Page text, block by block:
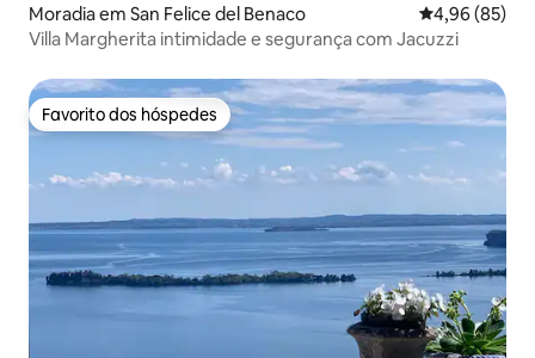
Moradia em San Felice del Benaco Classificação
4,96 (85)
Villa Margherita intimidade e segurança com Jacuzzi
Favorito dos hóspedes
Favorito dos hóspedes